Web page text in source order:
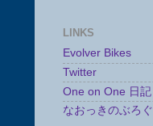
LINKS
Evolver Bikes
Twitter
One on One 日記
なおっきのぶろぐ